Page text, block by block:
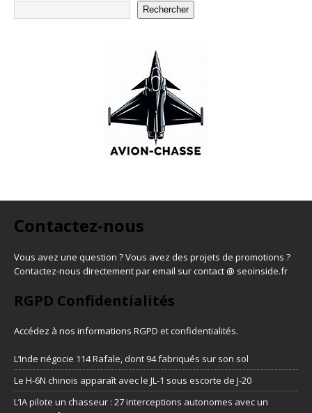
Rechercher
Contactez-nous
Vous avez une question ? Vous avez des projets de promotions ?
Contactez-nous directement par email sur contact @ seoinside.fr
RGPD Confidentialités
Accédez à nos informations RGPD et confidentialités.
L’Inde négocie 114 Rafale, dont 94 fabriqués sur son sol
Le H-6N chinois apparaît avec le JL-1 sous escorte de J-20
L’IA pilote un chasseur : 27 interceptions autonomes avec un